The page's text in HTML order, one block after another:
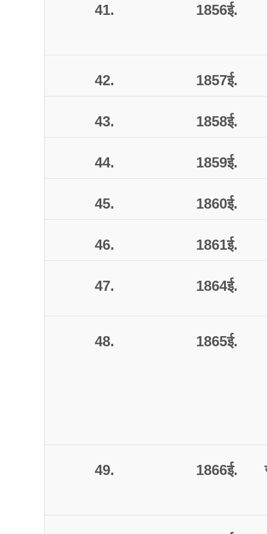
41. 1856ई.
42. 1857ई.
43. 1858ई.
44. 1859ई.
45. 1860ई.
46. 1861ई.
47. 1864ई.
48. 1865ई.
49. 1866ई.